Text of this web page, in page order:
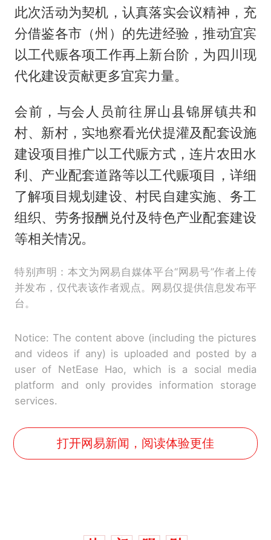
此次活动为契机，认真落实会议精神，充
分借鉴各市（州）的先进经验，推动宜宾
以工代赈各项工作再上新台阶，为四川现
代化建设贡献更多宜宾力量。
会前，与会人员前往屏山县锦屏镇共和
村、新村，实地察看光伏提灌及配套设施
建设项目推广以工代赈方式，连片农田水
利、产业配套道路等以工代赈项目，详细
了解项目规划建设、村民自建实施、务工
组织、劳务报酬兑付及特色产业配套建设
等相关情况。
特别声明：本文为网易自媒体平台“网易号”作者上传
并发布，仅代表该作者观点。网易仅提供信息发布平
台。
Notice: The content above (including the pictures
and videos if any) is uploaded and posted by a
user of NetEase Hao, which is a social media
platform and only provides information storage
services.
打开网易新闻，阅读体验更佳